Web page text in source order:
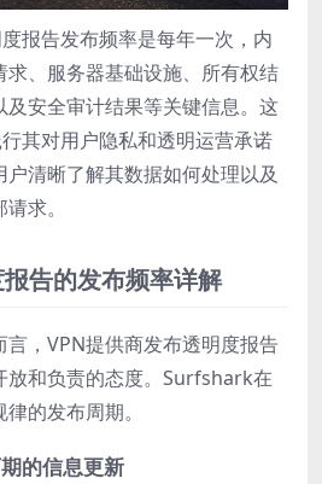
报告发布频率是每年一次，内
、服务器基础设施、所有权结
安全审计结果等关键信息。这
其对用户隐私和透明运营承诺
清晰了解其数据如何处理以及
求。
告的发布频率详解
，VPN提供商发布透明度报告
放和负责的态度。Surfshark在
的发布周期。
的信息更新